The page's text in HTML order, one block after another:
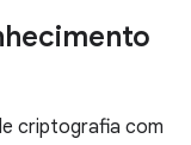
criptografia com